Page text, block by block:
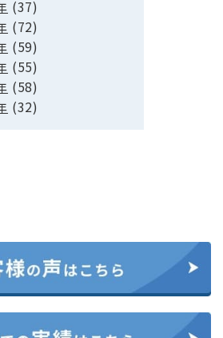
(37)
(72)
(59)
(55)
(58)
(32)